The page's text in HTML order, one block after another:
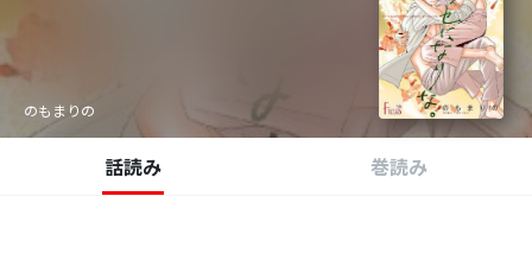
のもまりの
話読み 巻読み